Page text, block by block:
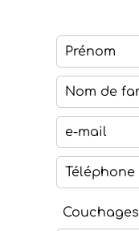
Couchages